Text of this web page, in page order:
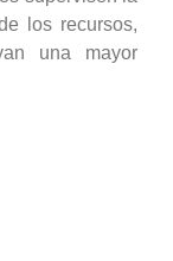
los recursos,
una mayor